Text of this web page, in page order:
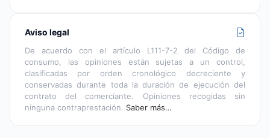
Aviso legal
De acuerdo con el artículo L111-7-2 del Código de
consumo, las opiniones están sujetas a un control,
clasificadas por orden cronológico decreciente y
conservadas durante toda la duración de ejecución del
contrato del comerciante. Opiniones recogidas sin
ninguna contraprestación. Saber más…